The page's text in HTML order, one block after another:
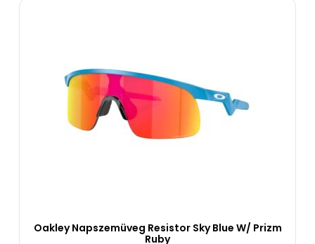
Oakley Napszemüveg Resistor Sky Blue W/ Prizm
Ruby